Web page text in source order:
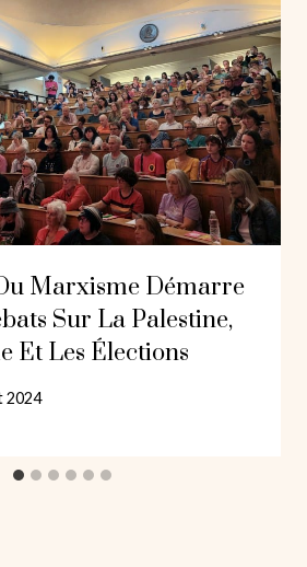
Marxisme Démarre
Sur La Palestine,
Et Les Élections
2024